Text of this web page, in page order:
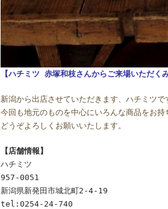
【ハチミツ 赤塚和枝さんからご来場いただく
新潟から出店させていただきます、ハチミツで
今回も地元のものを中心にいろんな商品をお持
どうぞよろしくお願いいたします。
【店舗情報】
ハチミツ
957-0051
新潟県新発田市城北町2-4-19
tel:0254-24-740